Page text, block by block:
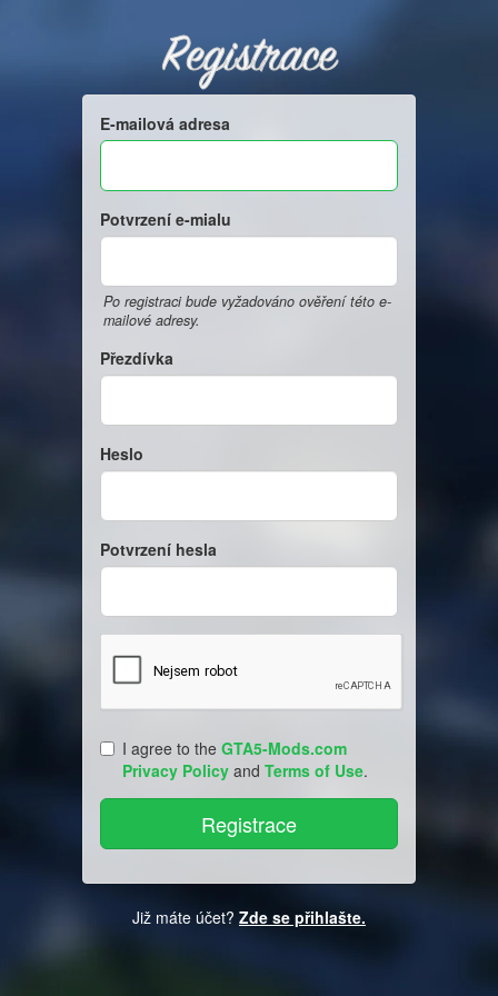
Registrace
E-mailová adresa
Potvrzení e-mialu
Po registraci bude vyžadováno ověření této e-
mailové adresy.
Přezdívka
Heslo
Potvrzení hesla
I agree to the GTA5-Mods.com
Privacy Policy and Terms of Use.
Již máte účet? Zde se přihlašte.